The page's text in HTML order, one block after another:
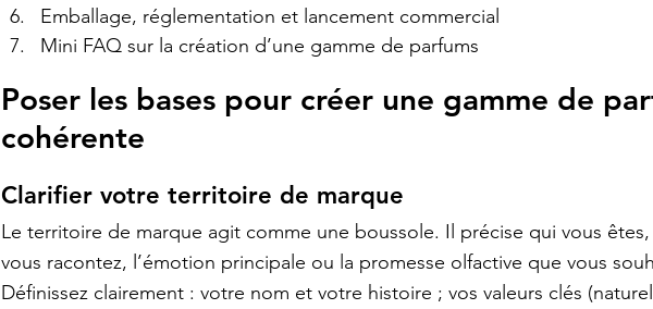
Emballage, réglementation et lancement commercial
Mini FAQ sur la création d’une gamme de parfums
Poser les bases pour créer une gamme de
cohérente
Clarifier votre territoire de marque
Le territoire de marque agit comme une boussole. Il précise qui vous êtes,
vous racontez, l’émotion principale ou la promesse olfactive que vous
Définissez clairement : votre nom et votre histoire ; vos valeurs clés